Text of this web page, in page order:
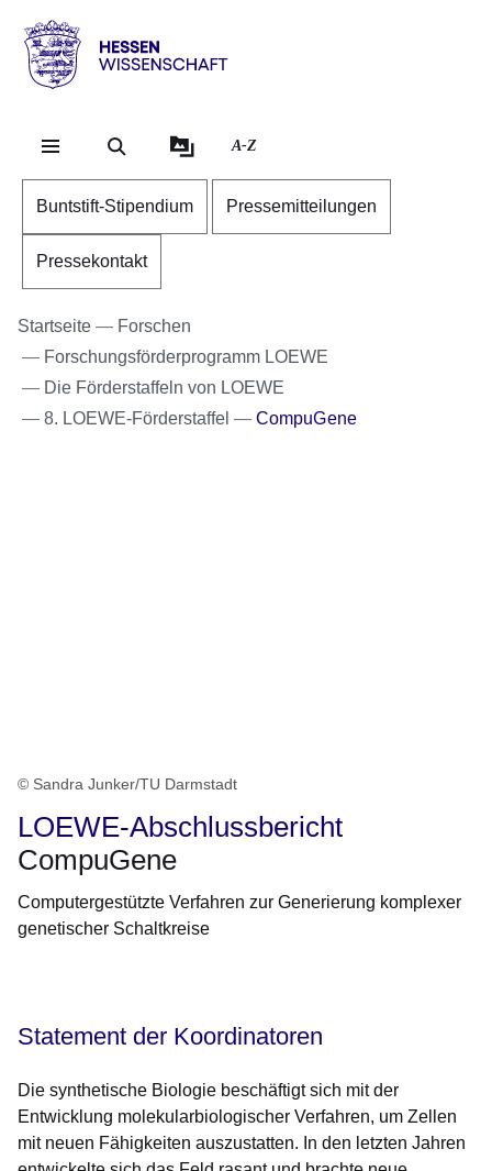
Hessen
Wissenschaft
A-Z
Buntstift-Stipendium Pressemitteilungen
Pressekontakt
Startseite
Forschen
Forschungsförderprogramm LOEWE
Die Förderstaffeln von LOEWE
8. LOEWE-Förderstaffel
CompuGene
© Sandra Junker/TU Darmstadt
LOEWE-Abschlussbericht
CompuGene
Computergestützte Verfahren zur Generierung komplexer
genetischer Schaltkreise
Statement der Koordinatoren
Die synthetische Biologie beschäftigt sich mit der
Entwicklung molekularbiologischer Verfahren, um Zellen
mit neuen Fähigkeiten auszustatten. In den letzten Jahren